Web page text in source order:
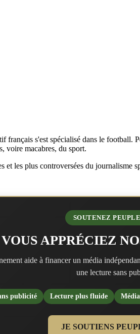
s'est spécialisé dans le football.
voire macabres, du sport.
les plus controversées du journalisme
SOUTENEZ
VOUS APPRÉCIEZ
aide à financer un média
une lecture sans
publicité Lecture plus fluide
JE SOUTIENS